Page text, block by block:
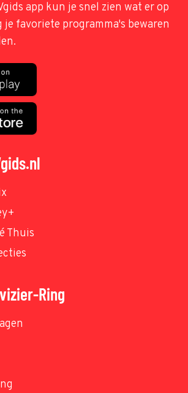
app kun je snel zien wat er op
je favoriete programma's bewaren
Thuis
Ring